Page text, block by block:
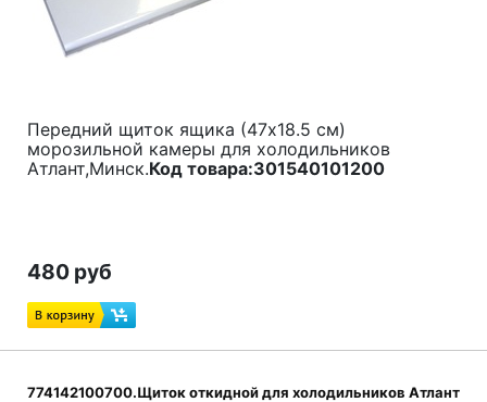
Передний щиток ящика (47x18.5 см)
морозильной камеры для холодильников
Атлант,Минск.Код товара:301540101200
480 руб
774142100700.Щиток откидной для холодильников Атлант